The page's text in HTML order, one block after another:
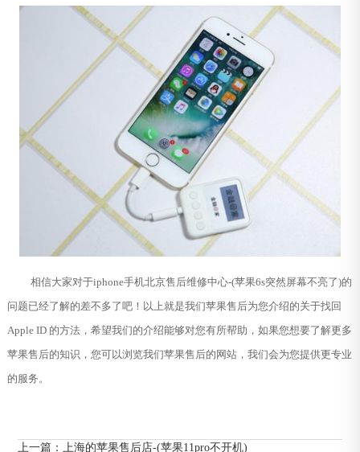
相信大家对于iphone手机北京售后维修中心-(苹果6s突然屏幕不亮了)的
问题已经了解的差不多了吧！以上就是我们苹果售后为您介绍的关于找回
Apple ID 的方法，希望我们的介绍能够对您有所帮助，如果您想要了解更多
苹果售后的知识，您可以浏览我们苹果售后的网站，我们会为您提供更专业
的服务。
上一篇：上海的苹果售后店-(苹果11pro不开机)